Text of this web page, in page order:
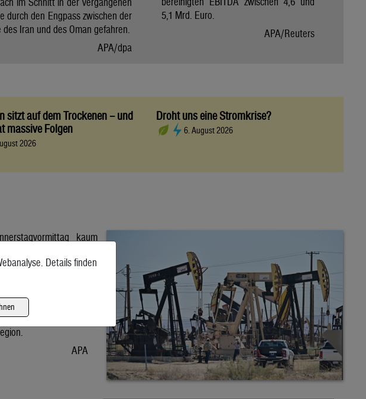
durch den Engpass zwischen der
des Iran und des Oman gefahren.
APA/dpa
5,1 Mrd. Euro.
APA/Reuters
sitzt auf dem Trockenen – und
massive Folgen
2026
Droht uns eine Stromkrise?
6. August 2026
kaum
Oktober kostete am
Prozent mehr als am
wegen der Hoffnung
Seitdem warten
APA
Details finden